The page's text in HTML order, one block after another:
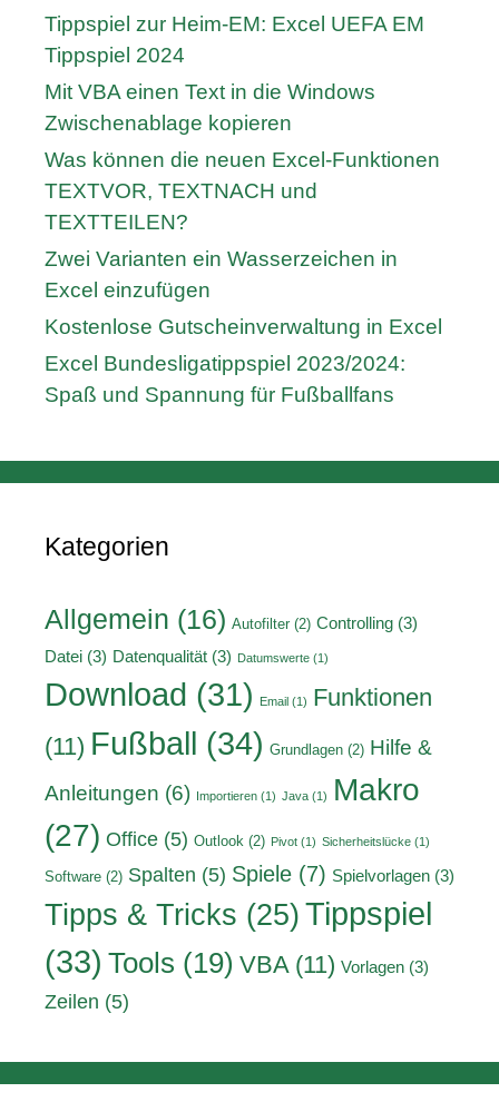
Tippspiel zur Heim-EM: Excel UEFA EM
Tippspiel 2024
Mit VBA einen Text in die Windows
Zwischenablage kopieren
Was können die neuen Excel-Funktionen
TEXTVOR, TEXTNACH und
TEXTTEILEN?
Zwei Varianten ein Wasserzeichen in
Excel einzufügen
Kostenlose Gutscheinverwaltung in Excel
Excel Bundesligatippspiel 2023/2024:
Spaß und Spannung für Fußballfans
Kategorien
Allgemein (16) Autofilter (2) Controlling (3)
Datei (3) Datenqualität (3) Datumswerte (1)
Download (31) Email (1) Funktionen
(11) Fußball (34) Grundlagen (2) Hilfe &
Anleitungen (6) Importieren (1) Java (1)
Makro
(27) Office (5) Outlook (2) Pivot (1) Sicherheitslücke (1)
Software (2) Spalten (5) Spiele (7) Spielvorlagen (3)
Tipps & Tricks (25)Tippspiel
(33) Tools (19) VBA(11) Vorlagen (3)
Zeilen (5)